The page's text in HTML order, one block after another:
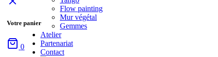
Votre panier
0
Flow painting
Mur végétal
Gemmes
Atelier
Partenariat
Contact